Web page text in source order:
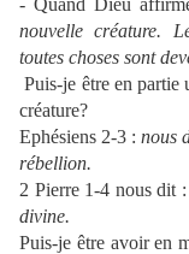
- Quand Dieu
nouvelle créature.
toutes choses sont
Puis-je être en partie
créature?
Ephésiens 2-3 : nous
rébellion.
2 Pierre 1-4 nous dit :
divine.
Puis-je être avoir en